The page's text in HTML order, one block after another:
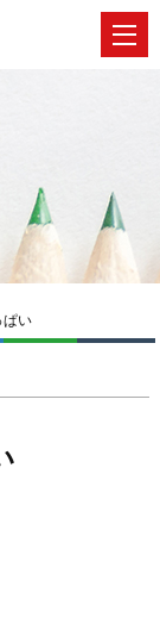
ぱい